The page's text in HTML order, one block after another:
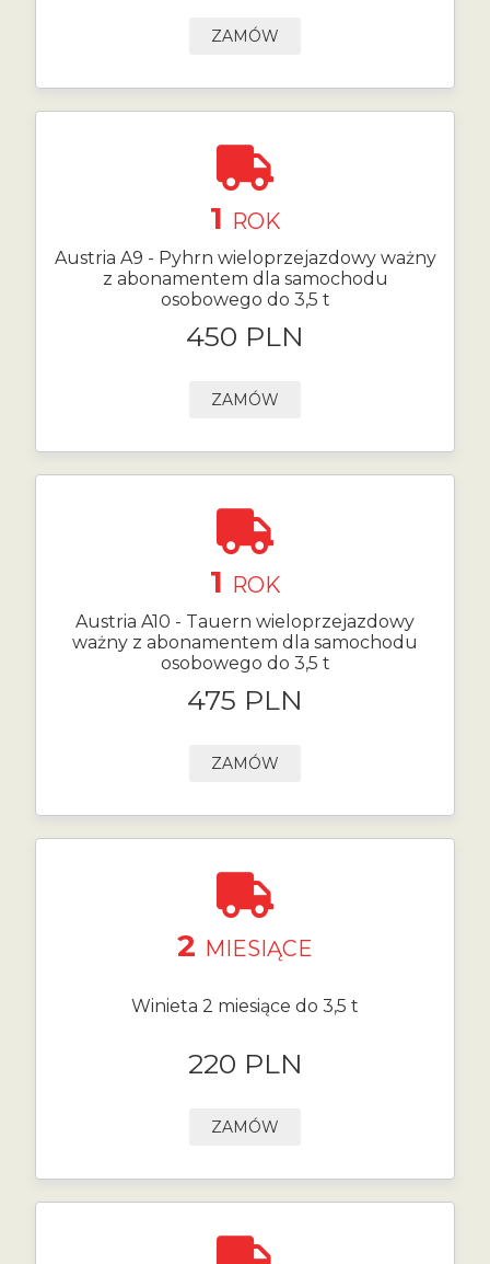
ZAMÓW
1 ROK
Austria A9 - Pyhrn wieloprzejazdowy ważny
z abonamentem dla samochodu
osobowego do 3,5 t
450 PLN
ZAMÓW
1 ROK
Austria A10 - Tauern wieloprzejazdowy
ważny z abonamentem dla samochodu
osobowego do 3,5 t
475 PLN
ZAMÓW
2 MIESIĄCE
Winieta 2 miesiące do 3,5 t
220 PLN
ZAMÓW